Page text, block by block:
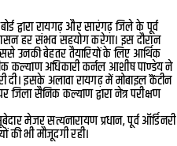
द्वारा रायगढ़ और सारंगढ़ जिले के पूर्व
हर संभव सहयोग करेगा। इस दौरान
उनकी बेहतर तैयारियों के लिए आर्थिक
कल्याण अधिकारी कर्नल आशीष पाण्डेय ने
इसके अलावा रायगढ़ में मोबाइल कैंटीन
सैनिक कल्याण द्वारा नेत्र परीक्षण
मेजर सत्यनारायण प्रधान, पूर्व ऑर्डिनरी
की भी मौजूदगी रही।